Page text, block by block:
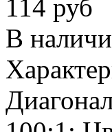
114 руб
В